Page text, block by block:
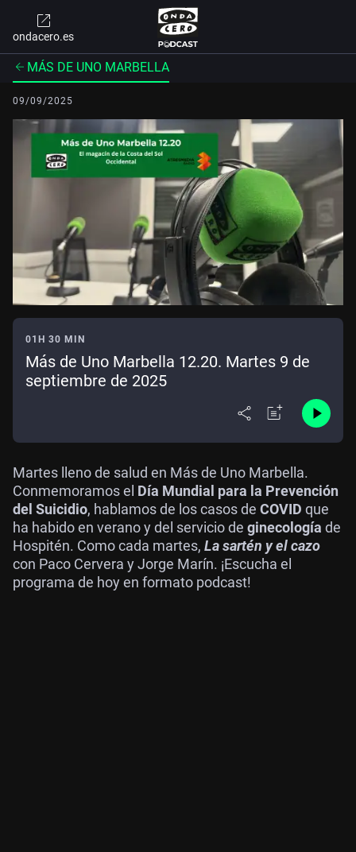
ondacero.es
MÁS DE UNO MARBELLA
09/09/2025
01H 30 MIN
Más de Uno Marbella 12.20. Martes 9 de
septiembre de 2025
Martes lleno de salud en Más de Uno Marbella.
Conmemoramos el Día Mundial para la Prevención
del Suicidio, hablamos de los casos de COVID que
ha habido en verano y del servicio de ginecología de
Hospitén. Como cada martes, La sartén y el cazo
con Paco Cervera y Jorge Marín. ¡Escucha el
programa de hoy en formato podcast!